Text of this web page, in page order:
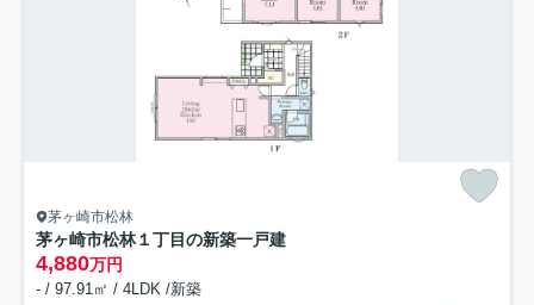
茅ヶ崎市松林
茅ヶ崎市松林１丁目の新築一戸建
4,880万円
- / 97.91㎡ / 4LDK /新築